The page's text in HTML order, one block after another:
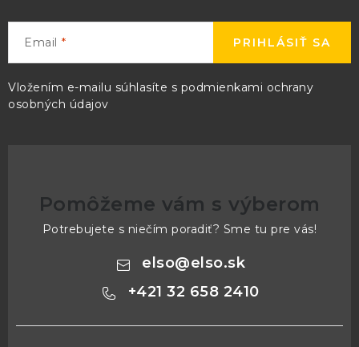
Email
Vložením e-mailu súhlasíte s podmienkami ochrany
osobných údajov
PRIHLÁSIŤ SA
Pomôžeme vám s výberom
Potrebujete s niečím poradiť? Sme tu pre vás!
elso@elso.sk
+421 32 658 2410